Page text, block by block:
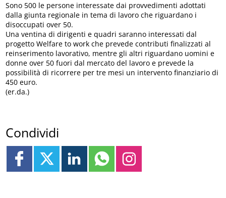
Sono 500 le persone interessate dai provvedimenti adottati
dalla giunta regionale in tema di lavoro che riguardano i
disoccupati over 50.
Una ventina di dirigenti e quadri saranno interessati dal
progetto Welfare to work che prevede contributi finalizzati al
reinserimento lavorativo, mentre gli altri riguardano uomini e
donne over 50 fuori dal mercato del lavoro e prevede la
possibilità di ricorrere per tre mesi un intervento finanziario di
450 euro.
(er.da.)
Condividi